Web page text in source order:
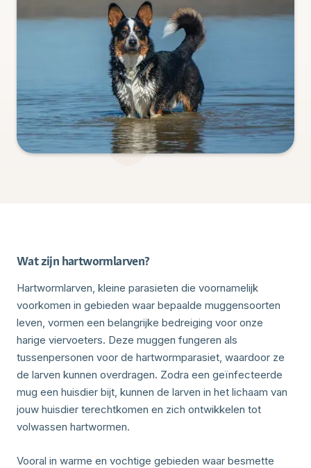
Wat zijn hartwormlarven?
Hartwormlarven, kleine parasieten die voornamelijk
voorkomen in gebieden waar bepaalde muggensoorten
leven, vormen een belangrijke bedreiging voor onze
harige viervoeters. Deze muggen fungeren als
tussenpersonen voor de hartwormparasiet, waardoor ze
de larven kunnen overdragen. Zodra een geïnfecteerde
mug een huisdier bijt, kunnen de larven in het lichaam van
jouw huisdier terechtkomen en zich ontwikkelen tot
volwassen hartwormen.
Vooral in warme en vochtige gebieden waar besmette